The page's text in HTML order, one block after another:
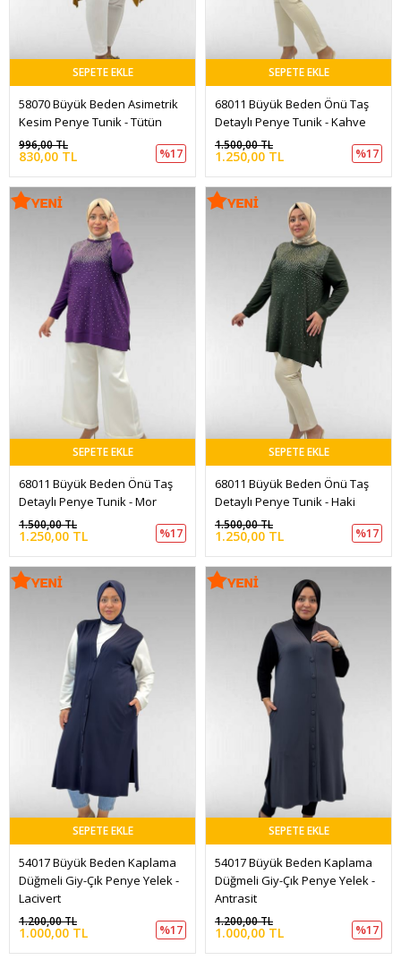
SEPETE EKLE
58070 Büyük Beden Asimetrik
Kesim Penye Tunik - Tütün
830,00 TL
996,00 TL
%17
SEPETE EKLE
68011 Büyük Beden Önü Taş
Detaylı Penye Tunik - Kahve
1.250,00 TL
1.500,00 TL
%17
SEPETE EKLE
68011 Büyük Beden Önü Taş
Detaylı Penye Tunik - Mor
1.250,00 TL
1.500,00 TL
%17
SEPETE EKLE
68011 Büyük Beden Önü Taş
Detaylı Penye Tunik - Haki
1.250,00 TL
1.500,00 TL
%17
SEPETE EKLE
54017 Büyük Beden Kaplama
Düğmeli Giy-Çık Penye Yelek -
Lacivert
1.000,00 TL
1.200,00 TL
%17
SEPETE EKLE
54017 Büyük Beden Kaplama
Düğmeli Giy-Çık Penye Yelek -
Antrasit
1.000,00 TL
1.200,00 TL
%17